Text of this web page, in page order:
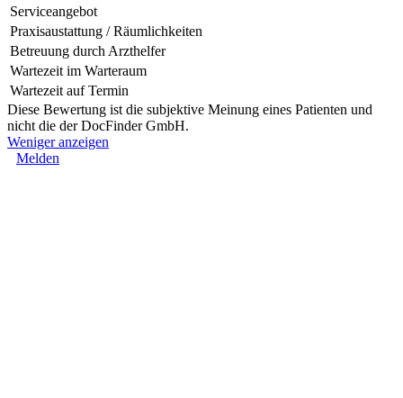
Serviceangebot
Praxisaustattung / Räumlichkeiten
Betreuung durch Arzthelfer
Wartezeit im Warteraum
Wartezeit auf Termin
Diese Bewertung ist die subjektive Meinung eines Patienten und
nicht die der DocFinder GmbH.
Weniger anzeigen
Melden